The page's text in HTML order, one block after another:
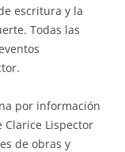
escritura y la
Todas las
por información
Lispector
de obras y